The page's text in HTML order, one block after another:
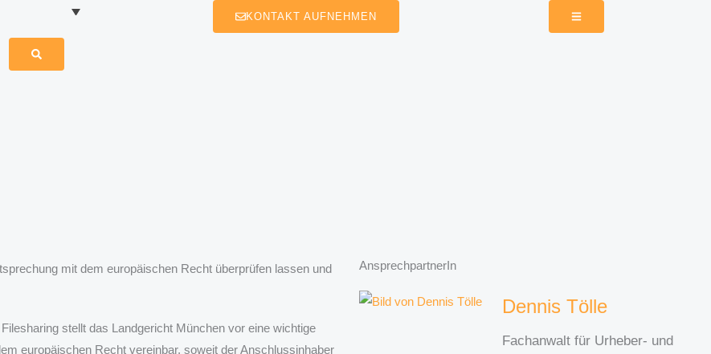
KONTAKT AUFNEHMEN
mit dem europäischen Recht überprüfen lassen und
stellt das Landgericht München vor eine wichtige
europäischen Recht vereinbar, soweit der Anschlussinhaber
AnsprechpartnerIn
Dennis Tölle
Fachanwalt für Urheber- und